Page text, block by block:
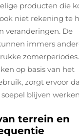
producten die
niet rekening te
veranderingen. De
immers
op basis van het
zorgt ervoor
blijven
terrein en